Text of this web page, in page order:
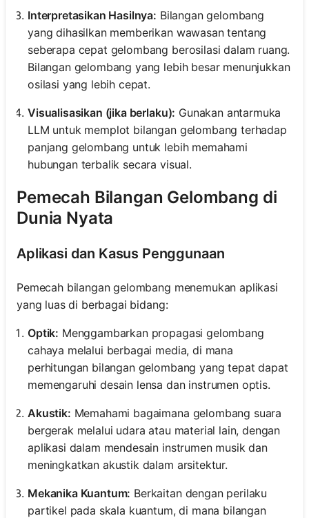
Interpretasikan Hasilnya: Bilangan gelombang
yang dihasilkan memberikan wawasan tentang
seberapa cepat gelombang berosilasi dalam ruang.
Bilangan gelombang yang lebih besar menunjukkan
osilasi yang lebih cepat.
Visualisasikan (jika berlaku): Gunakan antarmuka
LLM untuk memplot bilangan gelombang terhadap
panjang gelombang untuk lebih memahami
hubungan terbalik secara visual.
Pemecah Bilangan Gelombang di
Dunia Nyata
Aplikasi dan Kasus Penggunaan
Pemecah bilangan gelombang menemukan aplikasi
yang luas di berbagai bidang:
Optik: Menggambarkan propagasi gelombang
cahaya melalui berbagai media, di mana
perhitungan bilangan gelombang yang tepat dapat
memengaruhi desain lensa dan instrumen optis.
Akustik: Memahami bagaimana gelombang suara
bergerak melalui udara atau material lain, dengan
aplikasi dalam mendesain instrumen musik dan
meningkatkan akustik dalam arsitektur.
Mekanika Kuantum: Berkaitan dengan perilaku
partikel pada skala kuantum, di mana bilangan